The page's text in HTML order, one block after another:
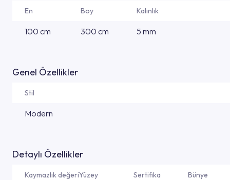
En Boy Kalınlık
100 cm 300 cm 5 mm
Genel Özellikler
Stil
Modern
Detaylı Özellikler
Kaymazlık değeriYüzey Sertifika Bünye